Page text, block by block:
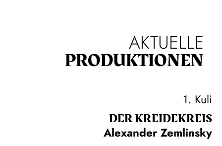
AKTUELLE
PRODUKTIONEN
1. Kuli
DER KREIDE­KREIS
Alexander Zemlinsky